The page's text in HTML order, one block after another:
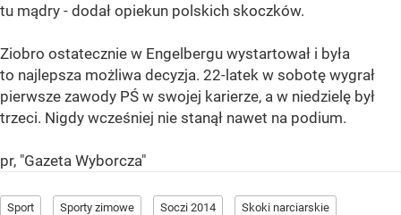
tu mądry - dodał opiekun polskich skoczków.
Ziobro ostatecznie w Engelbergu wystartował i była
to najlepsza możliwa decyzja. 22-latek w sobotę wygrał
pierwsze zawody PŚ w swojej karierze, a w niedzielę był
trzeci. Nigdy wcześniej nie stanął nawet na podium.
pr, "Gazeta Wyborcza"
Sport Sporty zimowe Soczi 2014 Skoki narciarskie